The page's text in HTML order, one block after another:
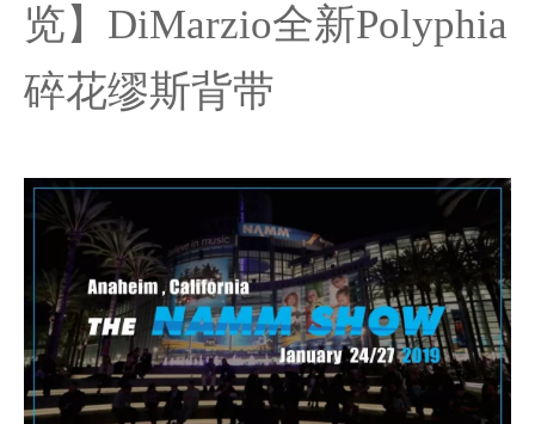
览】DiMarzio全新Polyphia
碎花缪斯背带